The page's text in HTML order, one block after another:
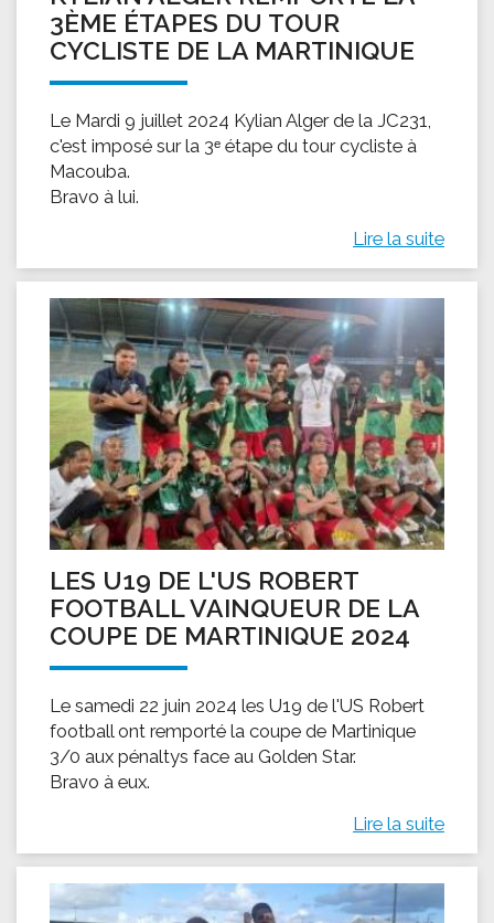
3ÈME ÉTAPES DU TOUR
CYCLISTE DE LA MARTINIQUE
Le Mardi 9 juillet 2024 Kylian Alger de la JC231,
c'est imposé sur la 3ᵉ étape du tour cycliste à
Macouba.
Bravo à lui.
Lire la suite
LES U19 DE L'US ROBERT
FOOTBALL VAINQUEUR DE LA
COUPE DE MARTINIQUE 2024
Le samedi 22 juin 2024 les U19 de l'US Robert
football ont remporté la coupe de Martinique
3/0 aux pénaltys face au Golden Star.
Bravo à eux.
Lire la suite